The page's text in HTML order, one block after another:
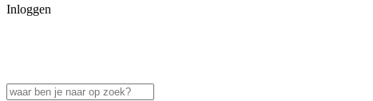
Inloggen